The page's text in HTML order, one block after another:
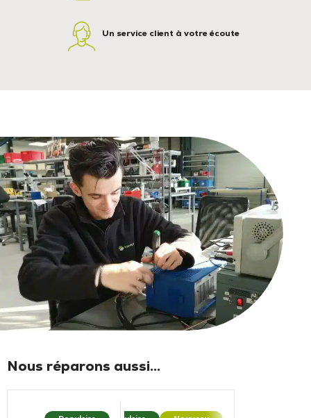
Un service client à votre écoute
Nous réparons aussi...